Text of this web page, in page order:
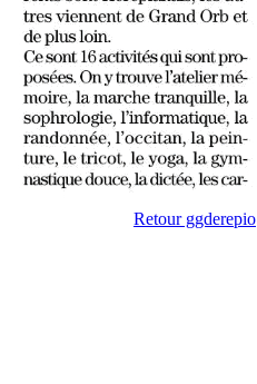
Retour ggderepio